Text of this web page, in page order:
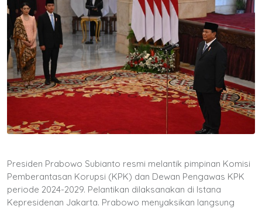
Presiden Prabowo Subianto resmi melantik pimpinan Komisi
Pemberantasan Korupsi (KPK) dan Dewan Pengawas KPK
periode 2024-2029. Pelantikan dilaksanakan di Istana
Kepresidenan Jakarta. Prabowo menyaksikan langsung